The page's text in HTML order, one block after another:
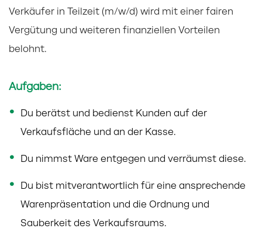
Verkäufer in Teilzeit (m/w/d) wird mit einer fairen
Vergütung und weiteren finanziellen Vorteilen
belohnt.
Aufgaben:
Du berätst und bedienst Kunden auf der
Verkaufsfläche und an der Kasse.
Du nimmst Ware entgegen und verräumst diese.
Du bist mitverantwortlich für eine ansprechende
Warenpräsentation und die Ordnung und
Sauberkeit des Verkaufsraums.